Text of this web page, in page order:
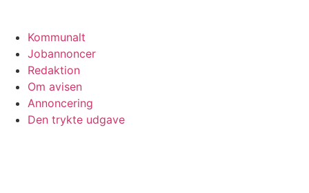
Kommunalt
Jobannoncer
Redaktion
Om avisen
Annoncering
Den trykte udgave